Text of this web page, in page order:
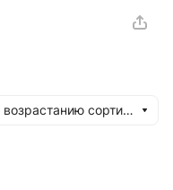
По возрастанию сортировки